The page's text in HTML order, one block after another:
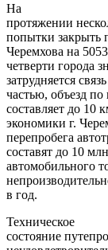
На
протяжении
попытки закрыть
Черемхова на
четверти города
затрудняется
частью, объезд по
составляет до 10
экономики г.
перепробега
составят до 10
автомобильного
в год.
Техническое
состояние